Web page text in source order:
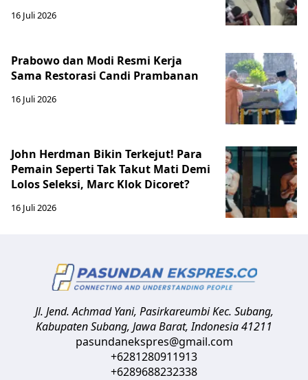
16 Juli 2026
Prabowo dan Modi Resmi Kerja
Sama Restorasi Candi Prambanan
16 Juli 2026
John Herdman Bikin Terkejut! Para
Pemain Seperti Tak Takut Mati Demi
Lolos Seleksi, Marc Klok Dicoret?
16 Juli 2026
Jl. Jend. Achmad Yani, Pasirkareumbi Kec. Subang,
Kabupaten Subang, Jawa Barat,Indonesia41211
pasundanekspres@gmail.com
+6281280911913
+6289688232338